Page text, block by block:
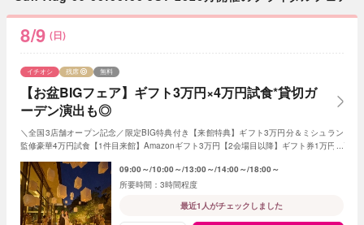
8/9 (日)
【お盆BIGフェア】ギフト3万円×4万円試食*貸切ガ
ーデン演出も◎
イチオシ 残席 無料
＼全国3店舗オープン記念／限定BIG特典付き【来館特典】ギフト3万円分＆ミシュラン
監修豪華4万円試食【1件目来館】Amazonギフト3万円【2会場目以降】ギフト券1万円プ
09:00～ 10:00～ 13:00～ 14:00～ 18:00～
3時間程度
最近1人がチェックしました